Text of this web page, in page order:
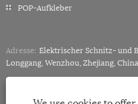
POP-Aufkleber
Adresse: Elektrischer Schnitz- und
Longgang, Wenzhou, Zhejiang, China
Tel: +86-18858882057